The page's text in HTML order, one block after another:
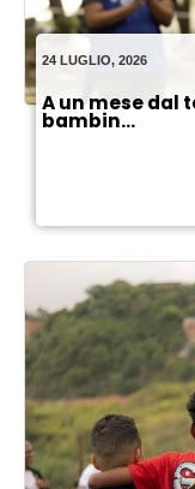
24 LUGLIO, 2026
A un mese dal
bambin...